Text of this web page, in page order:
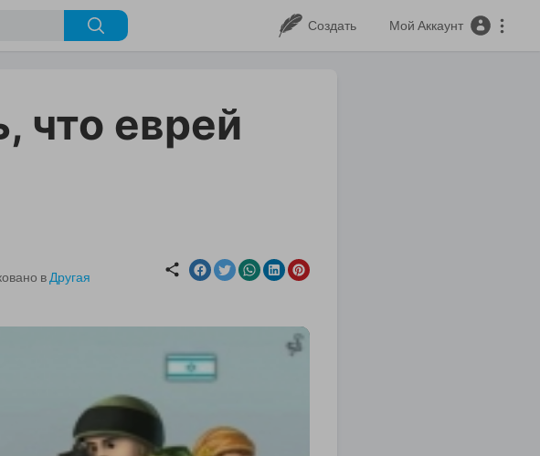
Создать Мой Аккаунт
что еврей
в Другая